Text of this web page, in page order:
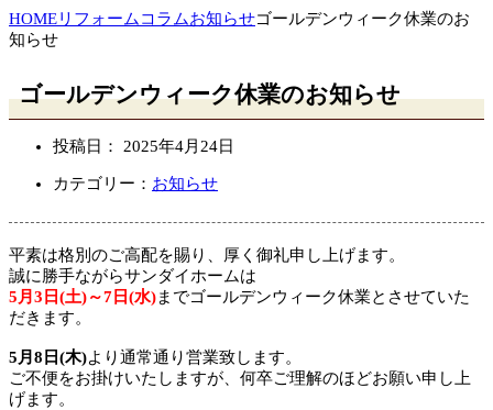
HOMEリフォームコラムお知らせゴールデンウィーク休業のお
知らせ
ゴールデンウィーク休業のお知らせ
投稿日： 2025年4月24日
カテゴリー： お知らせ
平素は格別のご高配を賜り、厚く御礼申し上げます。
誠に勝手ながらサンダイホームは
5月3日(土)～7日(水)までゴールデンウィーク休業とさせていた
だきます。
5月8日(木)より通常通り営業致します。
ご不便をお掛けいたしますが、何卒ご理解のほどお願い申し上
げます。